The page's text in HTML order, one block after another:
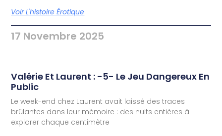
Voir L'histoire Érotique
17 Novembre 2025
Valérie Et Laurent : -5- Le Jeu Dangereux En
Public
Le week-end chez Laurent avait laissé des traces
brûlantes dans leur mémoire : des nuits entières à
explorer chaque centimètre